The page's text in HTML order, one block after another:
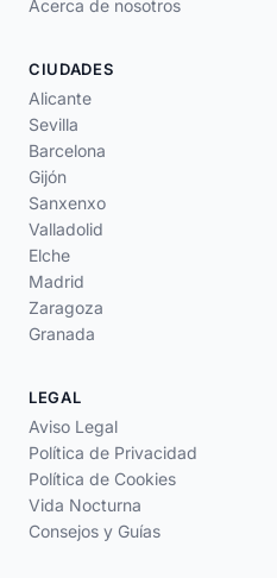
Acerca de nosotros
CIUDADES
Alicante
Sevilla
Barcelona
Gijón
Sanxenxo
Valladolid
Elche
Madrid
Zaragoza
Granada
LEGAL
Aviso Legal
Política de Privacidad
Política de Cookies
Vida Nocturna
Consejos y Guías